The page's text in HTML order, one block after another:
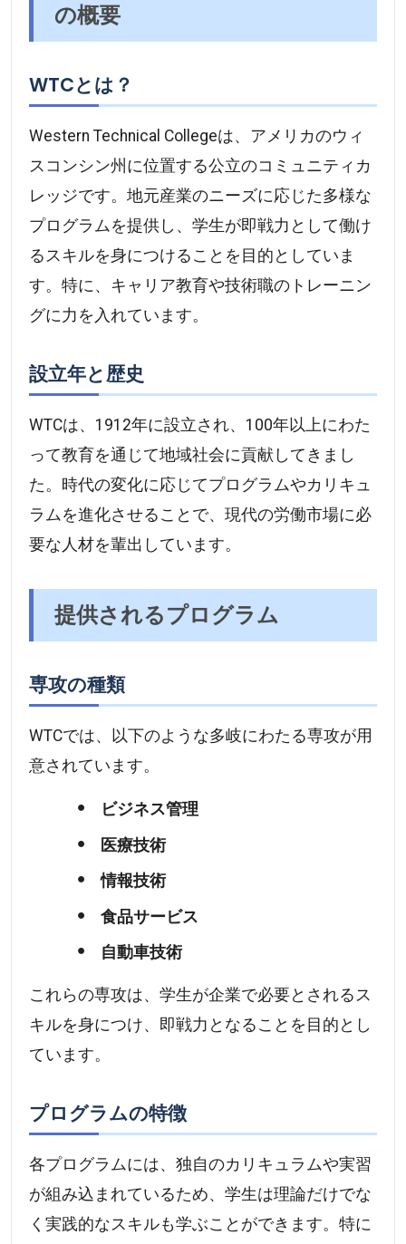
の概要
WTCとは？
Western Technical Collegeは、アメリカのウィ
スコンシン州に位置する公立のコミュニティカ
レッジです。地元産業のニーズに応じた多様な
プログラムを提供し、学生が即戦力として働け
るスキルを身につけることを目的としていま
す。特に、キャリア教育や技術職のトレーニン
グに力を入れています。
設立年と歴史
WTCは、1912年に設立され、100年以上にわた
って教育を通じて地域社会に貢献してきまし
た。時代の変化に応じてプログラムやカリキュ
ラムを進化させることで、現代の労働市場に必
要な人材を輩出しています。
提供されるプログラム
専攻の種類
WTCでは、以下のような多岐にわたる専攻が用
意されています。
ビジネス管理
医療技術
情報技術
食品サービス
自動車技術
これらの専攻は、学生が企業で必要とされるス
キルを身につけ、即戦力となることを目的とし
ています。
プログラムの特徴
各プログラムには、独自のカリキュラムや実習
が組み込まれているため、学生は理論だけでな
く実践的なスキルも学ぶことができます。特に